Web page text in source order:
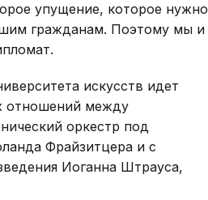
упущение, которое нужно
гражданам. Поэтому мы и
искусств идет
отношений между
оркестр под
Фрайзитцера и с
Иоганна Штрауса,